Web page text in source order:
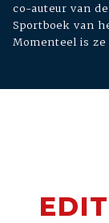
co-auteur van
Sportboek van
Momenteel is